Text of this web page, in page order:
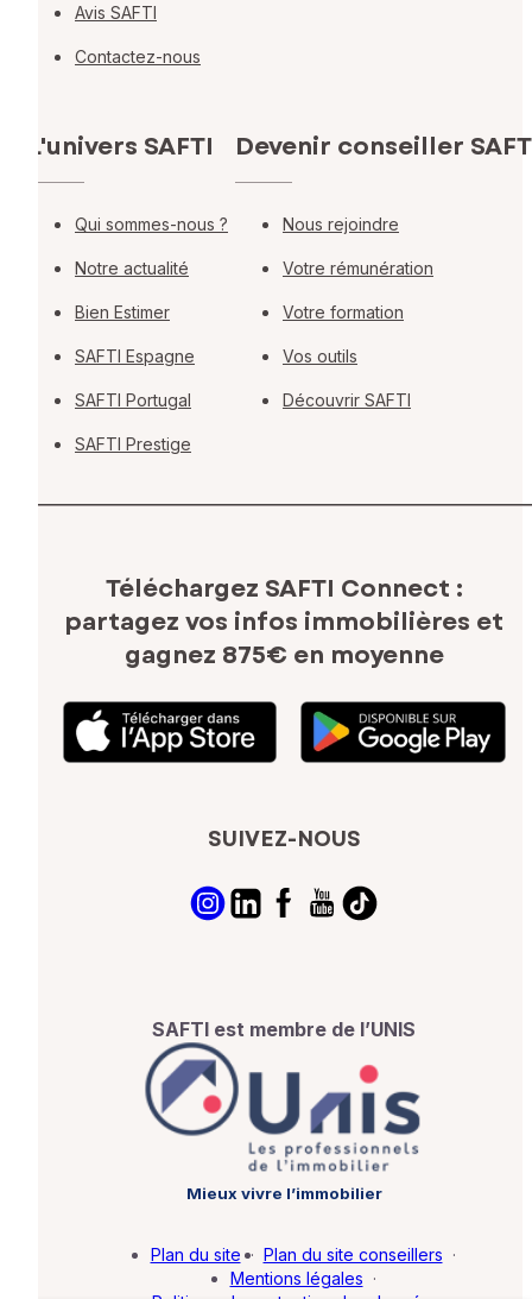
Avis SAFTI
Contactez-nous
L'univers SAFTI
Qui sommes-nous ?
Notre actualité
Bien Estimer
SAFTI Espagne
SAFTI Portugal
SAFTI Prestige
Devenir conseiller
Nous rejoindre
Votre rémunération
Votre formation
Vos outils
Découvrir SAFTI
Téléchargez SAFTI Connect :
partagez vos infos immobilières et
gagnez 875€ en moyenne
SUIVEZ-NOUS
SAFTI est membre de l’UNIS
Mieux vivre l’immobilier
Plan du site · Plan du site conseillers ·
Mentions légales ·